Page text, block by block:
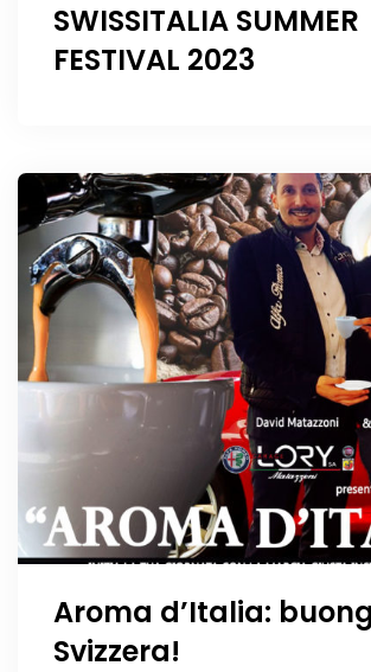
SWISSITALIA SUMMER
FESTIVAL 2023
Aroma d’Italia:
Svizzera!